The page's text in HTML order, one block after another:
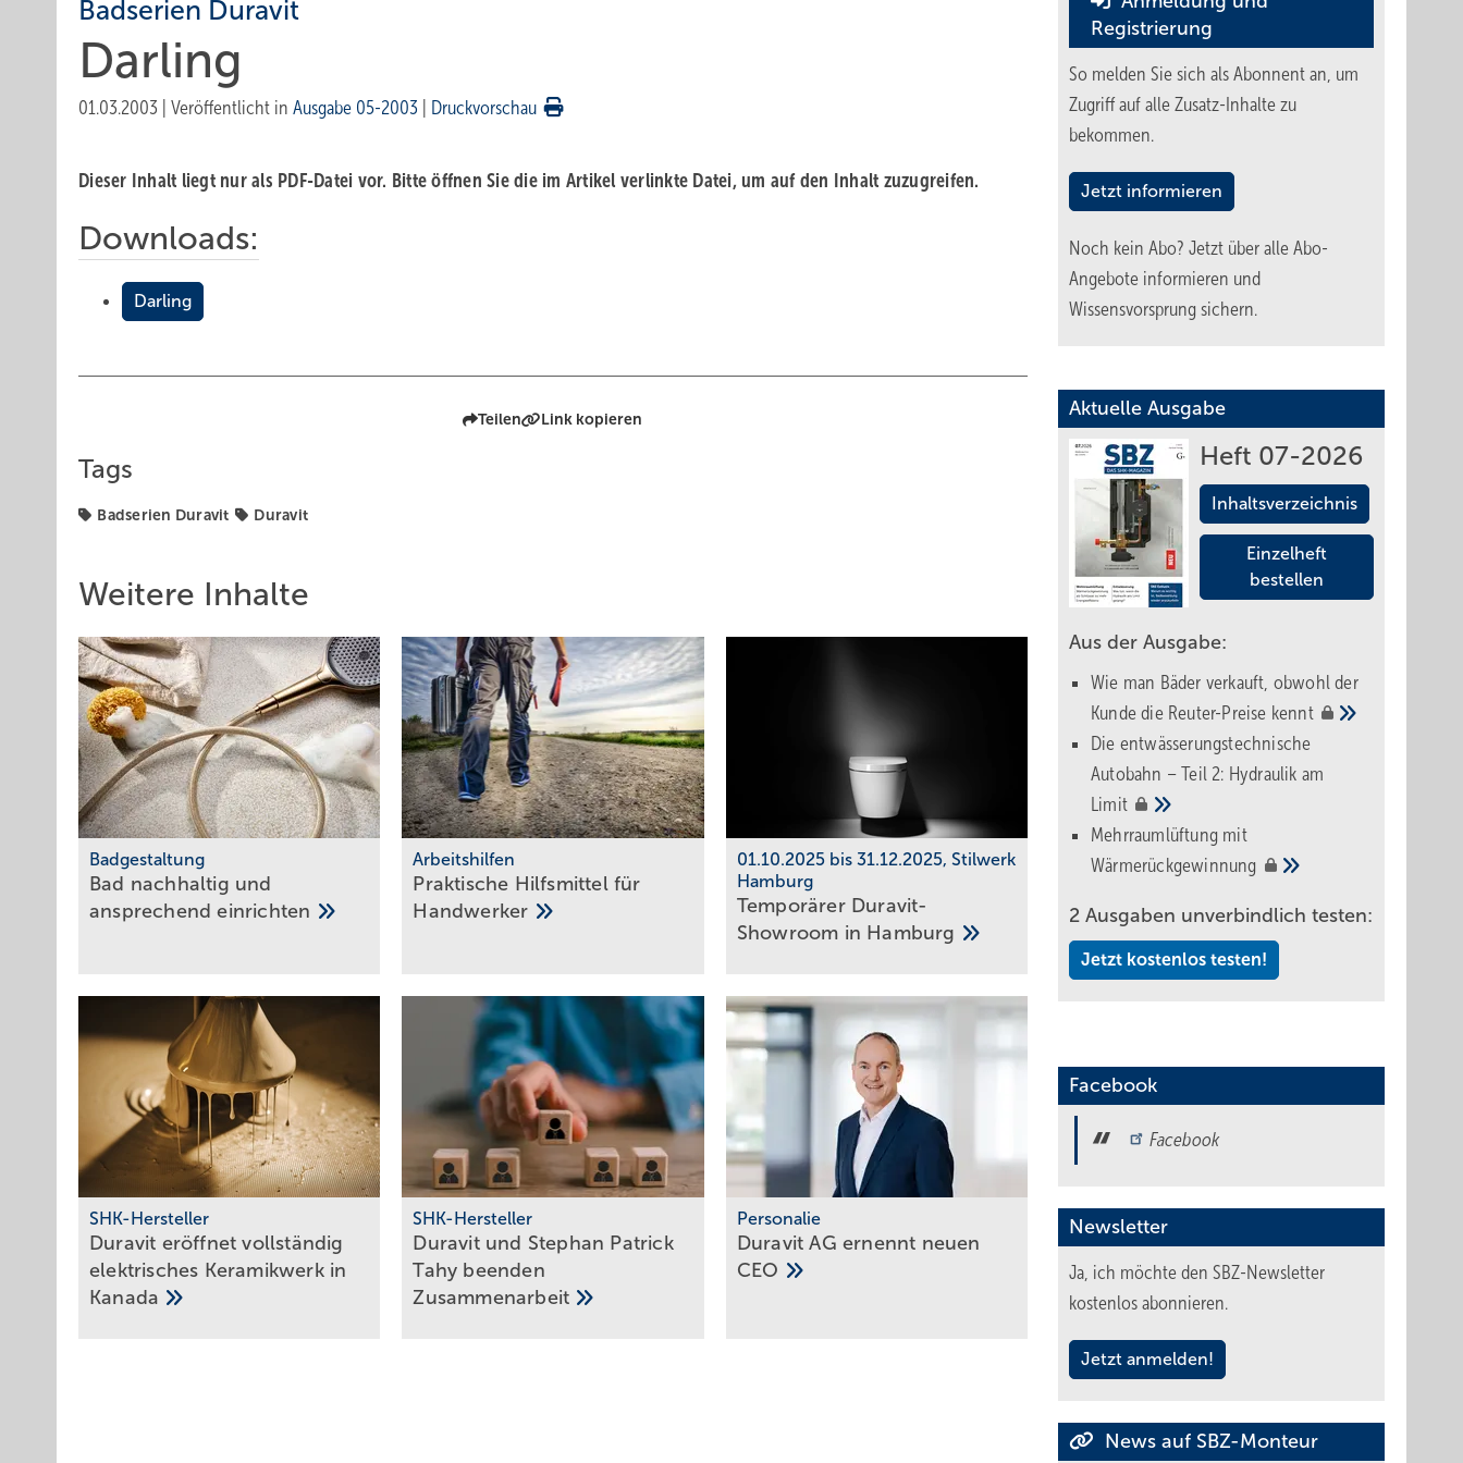
Badserien Duravit
Darling
01.03.2003 Veröffentlicht in Ausgabe 05-2003 Druckvorschau
Dieser Inhalt liegt nur als PDF-Datei vor. Bitte öffnen Sie die im Artikel verlinkte Datei, um auf den Inhalt zuzugreifen.
Downloads:
Darling
Teilen Link kopieren
Tags
Badserien Duravit Duravit
Weitere Inhalte
Badgestaltung
Bad nachhaltig und
ansprechendeinrichten
Arbeitshilfen
Praktische Hilfs­mittel für
Hand­werker
01.10.2025 bis 31.12.2025, Stilwerk
Hamburg
Temporärer Duravit-
Showroom in Hamburg
SHK-Hersteller
Duravit eröffnet voll­stän­dig
elek­tri­sches Keramik­werk in
Kanada
SHK-Hersteller
Duravit und Stephan Patrick
Tahy be­en­den
Zu­sam­men­ar­beit
Personalie
Duravit AG ernennt neuen
CEO
Registrierung
So melden Sie sich als Abonnent an, um
Zugriff auf alle Zusatz-Inhalte zu
bekommen.
Jetzt informieren
Noch kein Abo? Jetzt über alle Abo-
Angebote informieren und
Wissensvorsprung sichern.
Aktuelle Ausgabe
Heft 07-2026
Inhaltsverzeichnis
Einzelheft
bestellen
Aus der Ausgabe:
Wie man Bäder verkauft, obwohl der
Kunde die Reuter-Preise kennt
Die entwässerungstechnische
Autobahn – Teil 2: Hydraulik am
Limit
Mehrraumlüftung mit
Wärmerückgewinnung
2 Ausgaben unverbindlich testen:
Jetzt kostenlos testen!
Facebook
Facebook
Newsletter
Ja, ich möchte den SBZ-Newsletter
kostenlos abonnieren.
Jetzt anmelden!
News auf SBZ-Monteur